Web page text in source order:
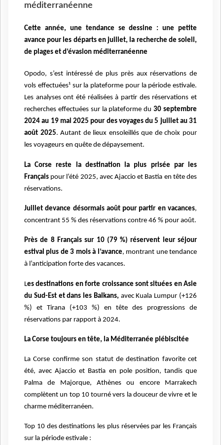
méditerranéenne
Cette année, une tendance se dessine : une petite
avance pour les départs en juillet, la recherche de soleil,
de plages et d’évasion méditerranéenne
Opodo, s’est intéressé de plus près aux réservations de
vols effectuées¹ sur la plateforme pour la période estivale.
Les analyses ont été réalisées à partir des réservations et
recherches effectuées sur la plateforme du30 septembre
2024 au 19 mai 2025 pour des voyages du 5 juillet au 31
août 2025. Autant de lieux ensoleillés que de choix pour
les voyageurs en quête de dépaysement.
La Corse reste la destination la plus prisée par les
Français pour l’été 2025, avec Ajaccio et Bastia en tête des
réservations.
Juillet devance désormais août pour partir en vacances,
concentrant 55 % des réservations contre 46 % pour août.
Près de 8 Français sur 10 (79 %) réservent leur séjour
estival plus de 3 mois à l’avance, montrant une tendance
à l’anticipation forte des vacances.
Les destinations en forte croissance sont situées en Asie
du Sud-Est et dans les Balkans, avec Kuala Lumpur (+126
%) et Tirana (+103 %) en tête des progressions de
réservations par rapport à 2024.
La Corse toujours en tête, la Méditerranée plébiscitée
La Corse confirme son statut de destination favorite cet
été, avec Ajaccio et Bastia en pole position, tandis que
Palma de Majorque, Athènes ou encore Marrakech
complètent un top 10 tourné vers la douceur de vivre et le
charme méditerranéen.
Top 10 des destinations les plus réservées par les Français
sur la période estivale :